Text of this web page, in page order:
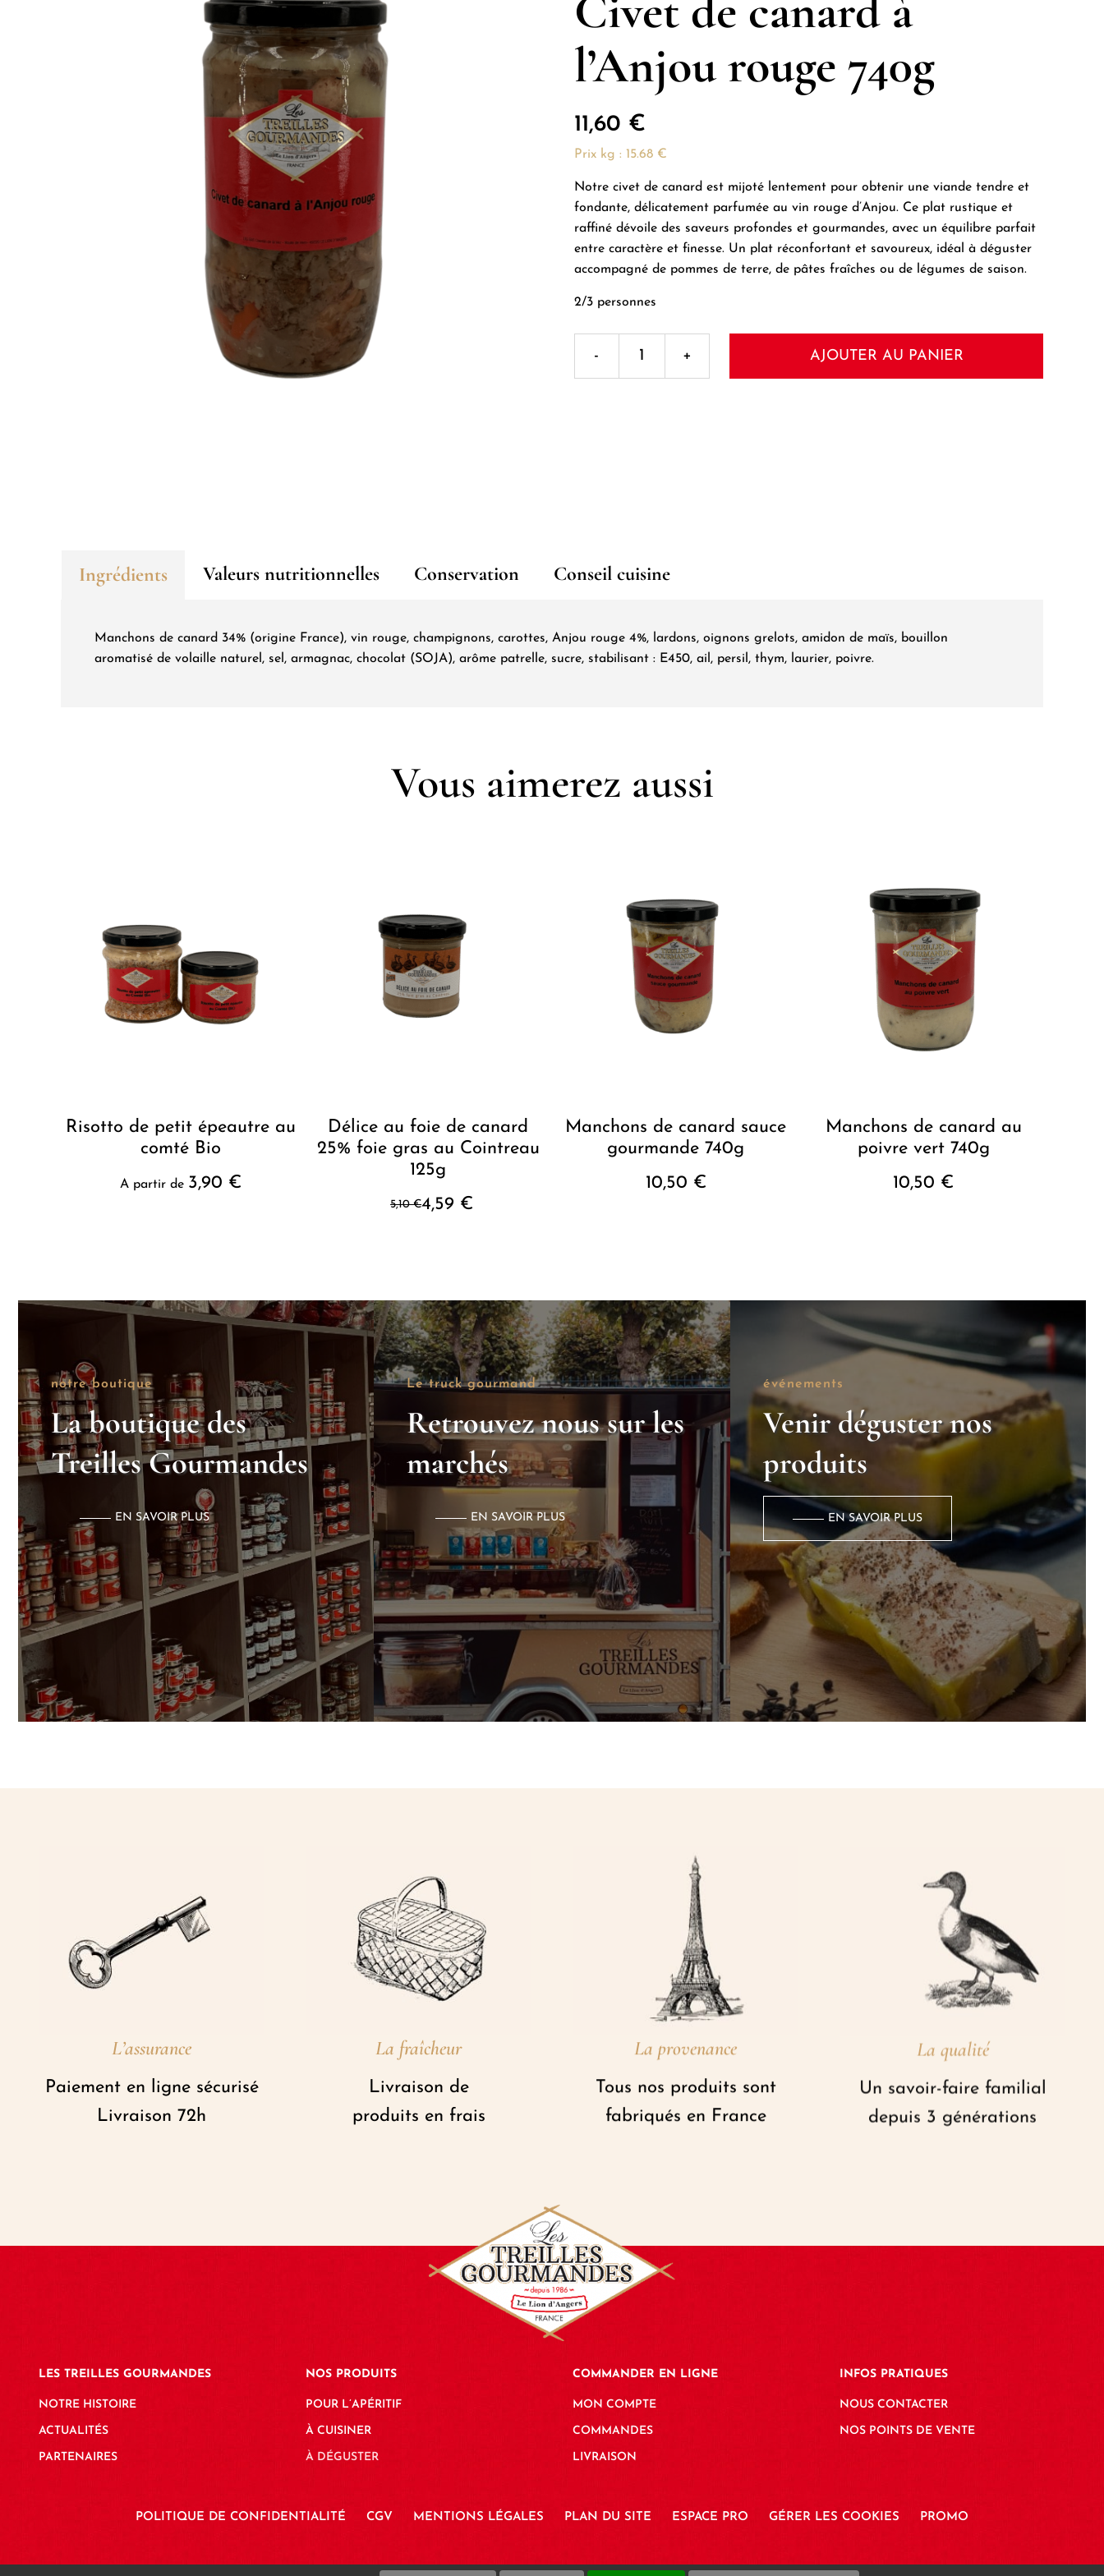
l’Anjou rouge 740g
11,60 €
Prix kg : 15.68 €
Notre civet de canard est mijoté lentement pour obtenir une viande tendre et
fondante, délicatement parfumée au vin rouge d’Anjou. Ce plat rustique et
raffiné dévoile des saveurs profondes et gourmandes, avec un équilibre parfait
entre caractère et finesse. Un plat réconfortant et savoureux, idéal à déguster
accompagné de pommes de terre, de pâtes fraîches ou de légumes de saison.
2/3 personnes
740g
AJOUTER AU PANIER
Ingrédients Valeurs nutritionnelles Conservation Conseil cuisine
Manchons de canard 34% (origine France), vin rouge, champignons, carottes, Anjou rouge 4%, lardons, oignons grelots, amidon de maïs, bouillon
aromatisé de volaille naturel, sel, armagnac, chocolat (SOJA), arôme patrelle, sucre, stabilisant : E450, ail, persil, thym, laurier, poivre.
Vous aimerez aussi
Risotto de petit épeautre au
comté Bio
A partir de 3,90 €
Délice au foie de canard
25% foie gras au Cointreau
125g
5,10€
Le
4,59 €
Le
Manchons de canard sauce
gourmande 740g
10,50 €
Manchons de canard au
poivre vert 740g
10,50 €
notre boutique
La boutique des
Treilles Gourmandes
EN SAVOIR PLUS
Le truck gourmand
Retrouvez nous sur les
marchés
EN SAVOIR PLUS
événements
Venir déguster nos
produits
EN SAVOIR PLUS
L’assurance
Paiement en ligne sécurisé
Livraison 72h
La fraîcheur
Livraison de
produits en frais
La provenance
Tous nos produits sont
fabriqués en France
La qualité
Un savoir-faire familial
depuis 3 générations
LES TREILLES GOURMANDES
NOTRE HISTOIRE
ACTUALITÉS
PARTENAIRES
NOS PRODUITS
POUR L’APÉRITIF
À CUISINER
À DÉGUSTER
COMMANDER EN LIGNE
MON COMPTE
COMMANDES
LIVRAISON
INFOS PRATIQUES
NOUS CONTACTER
NOS POINTS DE VENTE
POLITIQUE DE CONFIDENTIALITÉ CGV MENTIONS LÉGALES PLAN DU SITE ESPACE PRO GÉRER LES COOKIES PROMO